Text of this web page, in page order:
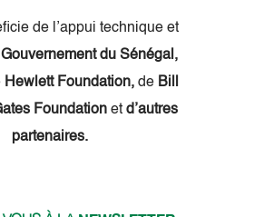
de l’appui technique et
du Sénégal,
Hewlett Foundation, de Bill
Foundation et d’autres
partenaires.